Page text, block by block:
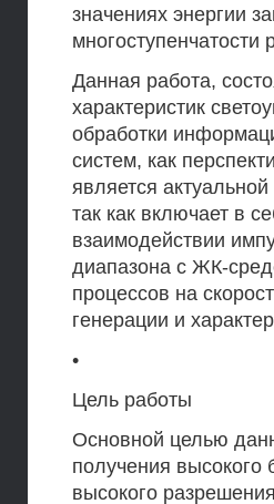
значениях энергии
многоступенчатости
Данная работа,
характеристик
обработки
систем, как
является
так как включает в
взаимодействии
диапазона с ЖК-
процессов на
генерации и
•
Цель работы
Основной целью
получения высокого
высокого